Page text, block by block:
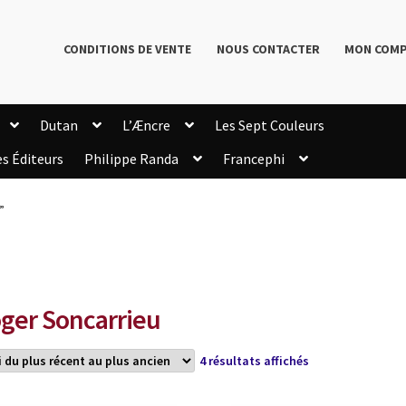
CONDITIONS DE VENTE NOUS CONTACTER MON
Dutan L’Æncre
Les Sept Couleurs
Éditeurs Philippe Randa
Francephi
Soncarrieu
4 résultats affichésTrié